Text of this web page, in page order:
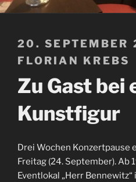
AM
20. SEPTEMBER
FLORIAN KREBS
Zu Gast bei
Kunstfigur
Drei Wochen Konzertpause
Freitag (24. September). Ab
Eventlokal „Herr